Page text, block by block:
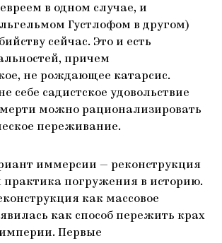
в одном случае, и
Густлофом в другом)
сейчас. Это и есть
причем
не рождающее катарсис.
себе садистское удовольствие
можно рационализировать
переживание.
иммерсии — реконструкция
практика погружения в историю.
как массовое
как способ пережить крах
империи. Первые